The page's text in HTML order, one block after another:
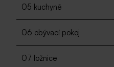
05 kuchyně
06 obývací pokoj
07 ložnice